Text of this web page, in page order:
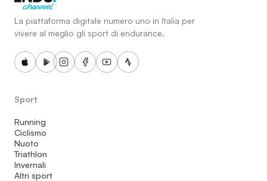
La piattaforma digitale numero uno in Italia per
vivere al meglio gli sport di endurance.
Sport
Running
Ciclismo
Nuoto
Triathlon
Invernali
Altri sport